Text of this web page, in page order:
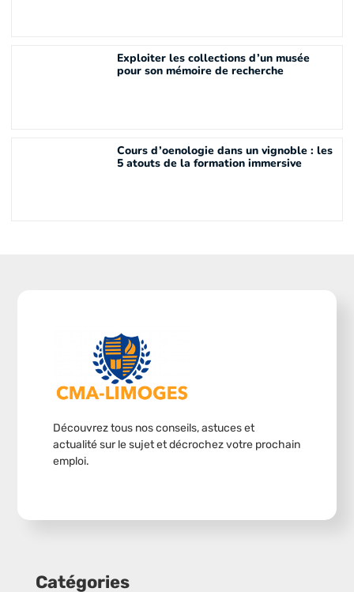
Exploiter les collections d’un musée
pour son mémoire de recherche
Cours d’oenologie dans un vignoble : les
5 atouts de la formation immersive
Découvrez tous nos conseils, astuces et
actualité sur le sujet et décrochez votre prochain
emploi.
Catégories